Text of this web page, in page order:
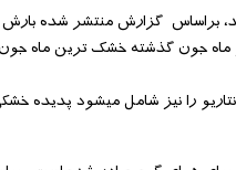
گذشته خشک ترین ماه جون از سال 1991 به
را نیز شامل میشود پدیده